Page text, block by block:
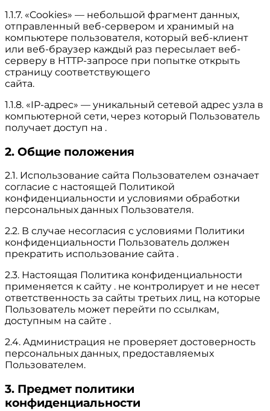
1.1.7. «Cookies» — небольшой фрагмент данных,
отправленный веб-сервером и хранимый на
компьютере пользователя, который веб-клиент
или веб-браузер каждый раз пересылает веб-
серверу в HTTP-запросе при попытке открыть
страницу соответствующего
сайта.
1.1.8. «IP-адрес» — уникальный сетевой адрес узла в
компьютерной сети, через который Пользователь
получает доступ на .
2. Общие положения
2.1. Использование сайта Пользователем означает
согласие с настоящей Политикой
конфиденциальности и условиями обработки
персональных данных Пользователя.
2.2. В случае несогласия с условиями Политики
конфиденциальности Пользователь должен
прекратить использование сайта .
2.3. Настоящая Политика конфиденциальности
применяется к сайту . не контролирует и не несет
ответственность за сайты третьих лиц, на которые
Пользователь может перейти по ссылкам,
доступным на сайте .
2.4. Администрация не проверяет достоверность
персональных данных, предоставляемых
Пользователем.
3. Предмет политики
конфиденциальности